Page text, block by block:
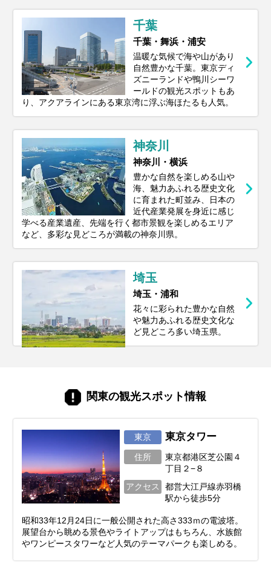
千葉
千葉・舞浜・浦安
温暖な気候で海や山があり
自然豊かな千葉。東京ディ
ズニーランドや鴨川シーワ
ールドの観光スポットもあ
り、アクアラインにある東京湾に浮ぶ海ほたるも人気。
神奈川
神奈川・横浜
豊かな自然を楽しめる山や
海、魅力あふれる歴史文化
に育まれた町並み、日本の
近代産業発展を身近に感じ
学べる産業遺産、先端を行く都市景観を楽しめるエリア
など、多彩な見どころが満載の神奈川県。
埼玉
埼玉・浦和
花々に彩られた豊かな自然
や魅力あふれる歴史文化な
ど見どころ多い埼玉県。
関東の観光スポット情報
東京 東京タワー
住所
東京都港区芝公園４
丁目２−８
アクセス
都営大江戸線赤羽橋
駅から徒歩5分
昭和33年12月24日に一般公開された高さ333ｍの電波塔。
展望台から眺める景色やライトアップはもちろん、水族館
やワンピースタワーなど人気のテーマパークも楽しめる。